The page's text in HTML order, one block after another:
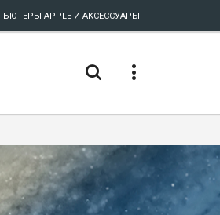
APPLE И АКСЕССУАРЫ